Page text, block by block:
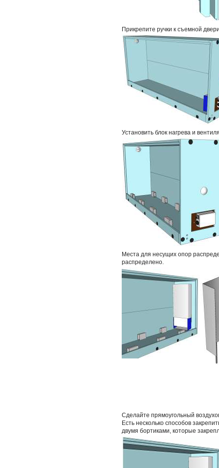
Прикрепите ручки к съемной
Установить блок нагрева и
Места для несущих опор
распределено.
Сделайте прямоугольный
Есть несколько способов
двумя бортиками, которые